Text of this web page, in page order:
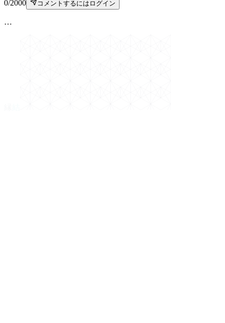
0/2000 コメントするにはログイン
…